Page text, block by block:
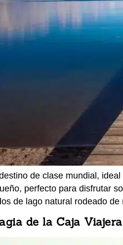
de clase mundial,
perfecto para disfrutar
de lago natural rodeado
de la Caja